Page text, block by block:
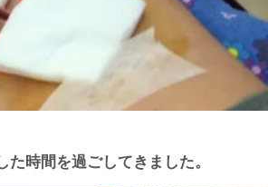
た時間を過ごしてきました。